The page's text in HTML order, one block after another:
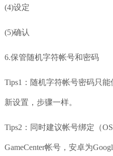
(4)设定
(5)确认
6.保管随机字符帐号和密码
Tips1：随机字符帐号密码只
新设置，步骤一样。
Tips2：同时建议帐号绑定（
GameCenter帐号，安卓为